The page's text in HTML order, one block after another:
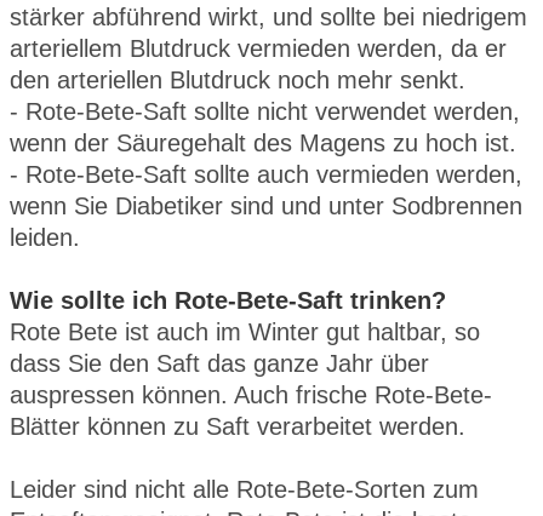
stärker abführend wirkt, und sollte bei niedrigem
arteriellem Blutdruck vermieden werden, da er
den arteriellen Blutdruck noch mehr senkt.
- Rote-Bete-Saft sollte nicht verwendet werden,
wenn der Säuregehalt des Magens zu hoch ist.
- Rote-Bete-Saft sollte auch vermieden werden,
wenn Sie Diabetiker sind und unter Sodbrennen
leiden.
Wie sollte ich Rote-Bete-Saft trinken?
Rote Bete ist auch im Winter gut haltbar, so
dass Sie den Saft das ganze Jahr über
auspressen können. Auch frische Rote-Bete-
Blätter können zu Saft verarbeitet werden.
Leider sind nicht alle Rote-Bete-Sorten zum